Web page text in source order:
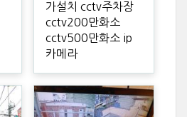
가설치 cctv주차장
cctv200만화소
cctv500만화소 ip
카메라